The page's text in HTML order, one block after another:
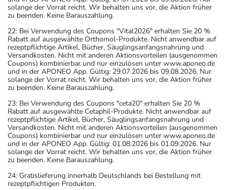
solange der Vorrat reicht. Wir behalten uns vor, die Aktion früher
zu beenden. Keine Barauszahlung.
22: Bei Verwendung des Coupons "Vital2026" erhalten Sie 20 %
Rabatt auf ausgewählte Orthomol-Produkte. Nicht anwendbar auf
rezeptpflichtige Artikel, Bücher, Säuglingsanfangsnahrung und
Versandkosten. Nicht mit anderen Aktionsvorteilen (ausgenommen
Coupons) kombinierbar und nur einzulösen unter www.aponeo.de
und in der APONEO App. Gültig: 29.07.2026 bis 09.08.2026. Nur
solange der Vorrat reicht. Wir behalten uns vor, die Aktion früher
zu beenden. Keine Barauszahlung.
23: Bei Verwendung des Coupons "ceta20" erhalten Sie 20 %
Rabatt auf ausgewählte Cetaphil-Produkte. Nicht anwendbar auf
rezeptpflichtige Artikel, Bücher, Säuglingsanfangsnahrung und
Versandkosten. Nicht mit anderen Aktionsvorteilen (ausgenommen
Coupons) kombinierbar und nur einzulösen unter www.aponeo.de
und in der APONEO App. Gültig: 01.08.2026 bis 01.09.2026. Nur
solange der Vorrat reicht. Wir behalten uns vor, die Aktion früher
zu beenden. Keine Barauszahlung.
24: Gratislieferung innerhalb Deutschlands bei Bestellung mit
rezeptpflichtigen Produkten.